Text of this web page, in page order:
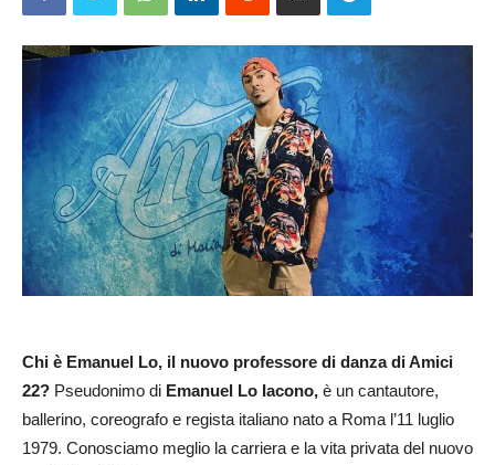
Chi è Emanuel Lo, il nuovo professore di danza di Amici
22? Pseudonimo di Emanuel Lo Iacono, è un cantautore,
ballerino, coreografo e regista italiano nato a Roma l’11 luglio
1979. Conosciamo meglio la carriera e la vita privata del nuovo